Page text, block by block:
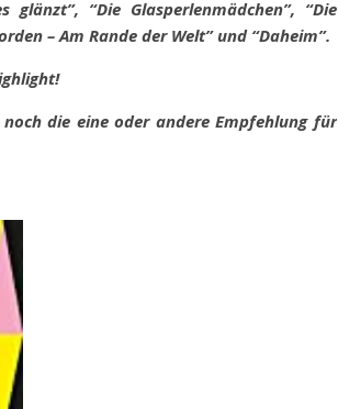
“Die Glasperlenmädchen”, “Die
– Am Rande der Welt” und “Daheim”.
die eine oder andere Empfehlung für